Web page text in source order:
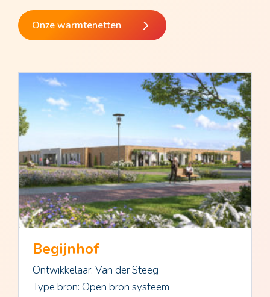
Onze warmtenetten
Begijnhof
Ontwikkelaar: Van der Steeg
Type bron: Open bron systeem